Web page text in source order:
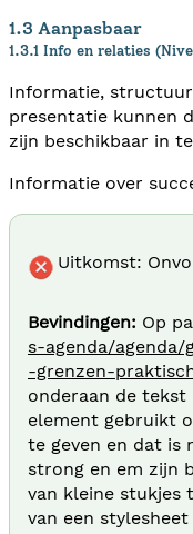
1.3 Aanpasbaar
1.3.1 Info en relaties
Informatie,
presentatie kunnen
zijn beschikbaar in
Informatie over
Uitkomst:
Bevindingen: Op
s-agenda/
-grenzen-
onderaan de tekst
element gebruikt
te geven en dat is
strong en em zijn
van kleine stukjes
van een